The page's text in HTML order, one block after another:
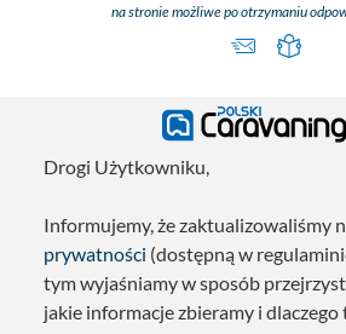
na stronie możliwe po otrzymaniu
Drogi Użytkowniku,
Informujemy, że zaktualizowaliśmy
prywatności (dostępną w
tym wyjaśniamy w sposób
jakie informacje zbieramy i dlaczego